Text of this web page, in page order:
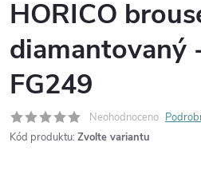
HORICO
diamantovaný
FG249
Neohodnoceno
Kód produktu: Zvolte variantu